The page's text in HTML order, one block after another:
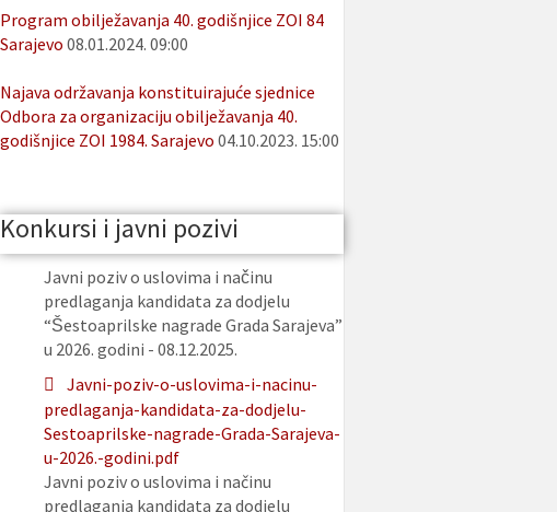
Program obilježavanja 40. godišnjice ZOI 84
Sarajevo 08.01.2024. 09:00
Najava održavanja konstituirajuće sjednice
Odbora za organizaciju obilježavanja 40.
godišnjice ZOI 1984. Sarajevo 04.10.2023. 15:00
Konkursi i javni pozivi
Javni poziv o uslovima i načinu
predlaganja kandidata za dodjelu
“Šestoaprilske nagrade Grada Sarajeva”
u 2026. godini - 08.12.2025.
Javni-poziv-o-uslovima-i-nacinu-
predlaganja-kandidata-za-dodjelu-
Sestoaprilske-nagrade-Grada-Sarajeva-
u-2026.-godini.pdf
Javni poziv o uslovima i načinu
predlaganja kandidata za dodjelu